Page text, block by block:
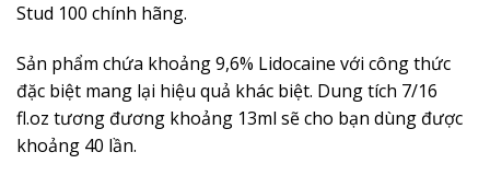
Stud 100 chính hãng.
Sản phẩm chứa khoảng 9,6% Lidocaine với công thức
đặc biệt mang lại hiệu quả khác biệt. Dung tích 7/16
fl.oz tương đương khoảng 13ml sẽ cho bạn dùng được
khoảng 40 lần.